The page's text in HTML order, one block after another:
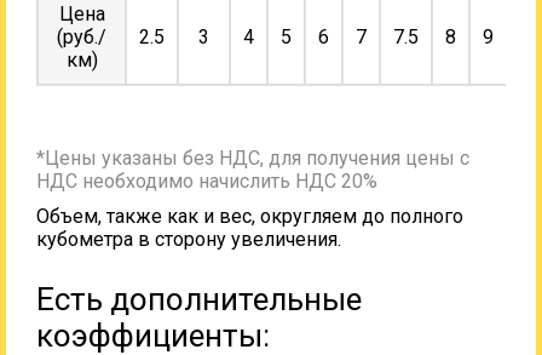
Цена
(руб./
км)
2.5 3 4 5 6 7 7.5 8 9
*Цены указаны без НДС, для получения цены с
НДС необходимо начислить НДС 20%
Объем, также как и вес, округляем до полного
кубометра в сторону увеличения.
Есть дополнительные
коэффициенты: